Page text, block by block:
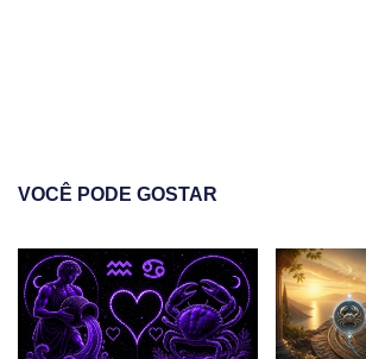
VOCÊ PODE GOSTAR